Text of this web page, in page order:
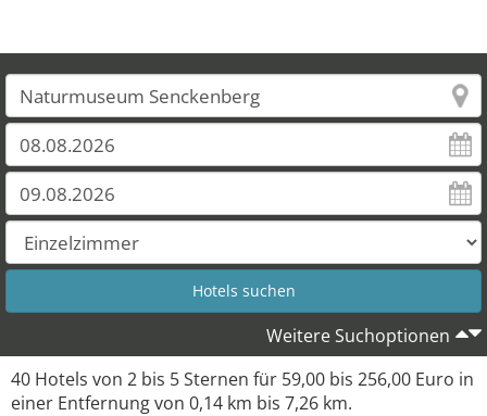
Weitere Suchoptionen
40 Hotels von 2 bis 5 Sternen für 59,00 bis 256,00 Euro in
einer Entfernung von 0,14 km bis 7,26 km.